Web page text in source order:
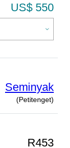
US$ 550
Seminyak
(Petitenget)
R453